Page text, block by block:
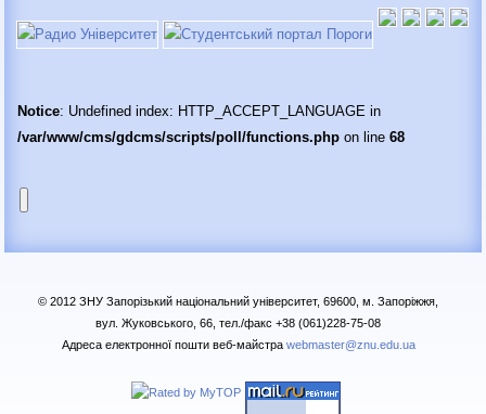
Notice: Undefined index: HTTP_ACCEPT_LANGUAGE in
/var/www/cms/gdcms/scripts/poll/functions.php on line68
© 2012 ЗНУ Запорізький національний університет, 69600, м. Запоріжжя,
вул. Жуковського, 66, тел./факс +38 (061)228-75-08
Адреса електронної пошти веб-майстра webmaster@znu.edu.ua